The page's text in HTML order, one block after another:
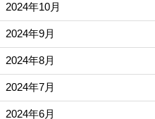
2024年10月
2024年9月
2024年8月
2024年7月
2024年6月